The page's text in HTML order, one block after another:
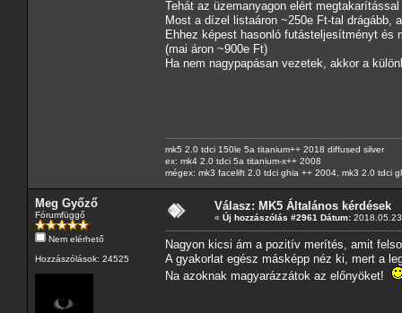
Tehát az üzemanyagon elért
Most a dízel listaáron ~250e Ft-tal drágább,
Ehhez képest hasonló futásteljesítményt és
(mai áron ~900e Ft)
Ha nem nagypapásan vezetek, akkor a
mk5 2.0 tdci 150le 5a titanium++ 2018 diffused silver
ex: mk4 2.0 tdci 5a titanium-x++ 2008
mégex: mk3 facelift 2.0 tdci ghia ++ 2004, mk3 2.0 tdci
Meg Győző
Fórumfüggő
Nem elérhető
Hozzászólások: 24525
Válasz: MK5 Általános kérdések
« Új hozzászólás #2961 Dátum:
Nagyon kicsi ám a pozitív merítés, amit
A gyakorlat egész másképp néz ki, mert a
Na azoknak magyarázzátok az előnyöket!